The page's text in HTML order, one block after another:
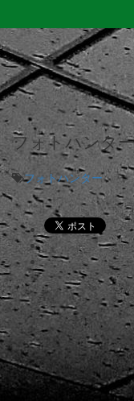
フォトハンタ
フォトハンター